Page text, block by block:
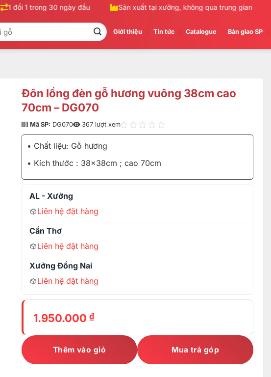
1 đổi 1 trong 30 ngày đầu Sản xuất tại xưởng, không qua trung gian
Giới thiệu Tin tức Catalogue Bàn giao SP
Đôn lồng đèn gỗ hương vuông 38cm cao
70cm – DG070
Mã SP: DG070 367 lượt xem
• Chất liệu: Gỗ hương
• Kích thước : 38x38cm ; cao 70cm
AL - Xưởng
Liên hệ đặt hàng
Cần Thơ
Liên hệ đặt hàng
Xưởng Đồng Nai
Liên hệ đặt hàng
1.950.000 ₫
Thêm vào giỏ Mua trả góp